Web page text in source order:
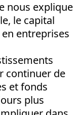
nous explique
le capital
entreprises
continuer de
et fonds
plus